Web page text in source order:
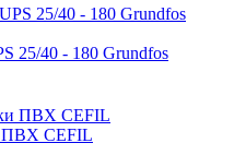
25/40 - 180 Grundfos
ПВХ CEFIL